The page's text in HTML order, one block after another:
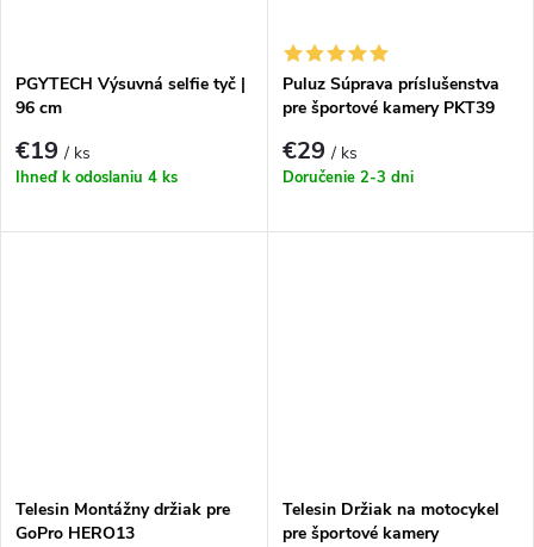
PGYTECH Výsuvná selfie tyč |
96 cm
€19/ ks
Ihneď k odoslaniu 4 ks
Puluz Súprava príslušenstva
pre športové kamery PKT39
€29/ ks
Doručenie 2-3 dni
Telesin Montážny držiak pre
GoPro HERO13
Telesin Držiak na motocykel
pre športové kamery